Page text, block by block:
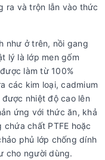
ra và trộn lẫn vào thức
như ở trên, nồi gang
lý là lớp men gốm
làm từ 100%
các kim loại, cadmium
nhiệt độ cao lên
ứng với thức ăn, khả
chất PTFE hoặc
phủ lớp chống dính
cho người dùng.